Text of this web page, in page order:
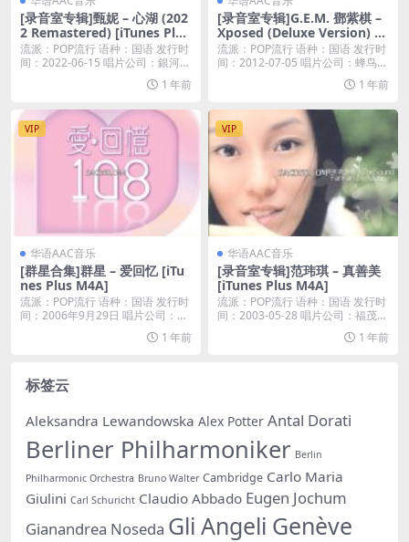
[录音室专辑]甄妮 – 心湖 (202
2 Remastered) [iTunes Plus
M4A]
流派：POP流行 语种：国语 发行时
间：2022-06-15 唱片公司：銀河唱
1 年前
[录音室专辑]G.E.M. 鄧紫棋 –
Xposed (Deluxe Version) [iT
unes Plus M4A]
流派：POP流行 语种：国语 发行时
间：2012-07-05 唱片公司：蜂鸟音
1 年前
VIP
华语AAC音乐
[群星合集]群星 – 爱回忆 [iTu
nes Plus M4A]
流派：POP流行 语种：国语 发行时
间：2006年9月29日 唱片公司：英
1 年前
VIP
华语AAC音乐
[录音室专辑]范玮琪 – 真善美
[iTunes Plus M4A]
流派：POP流行 语种：国语 发行时
间：2003-05-28 唱片公司：福茂唱
1 年前
标签云
Aleksandra Lewandowska Alex Potter Antal Dorati
Berliner Philharmoniker Berlin
Philharmonic Orchestra Bruno Walter Cambridge Carlo Maria
Giulini Carl Schuricht Claudio Abbado Eugen Jochum
Gianandrea Noseda Gli Angeli Genève